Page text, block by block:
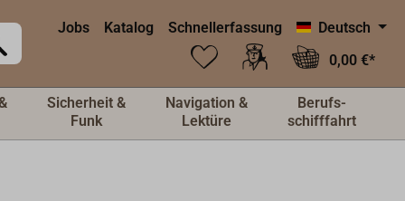
Jobs Katalog Schnellerfassung
Deutsch
0,00 €*
Sicherheit &
Funk
Navigation &
Lektüre
Berufs-
schifffahrt